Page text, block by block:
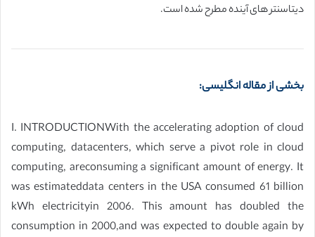
دیتاسنتر های آینده مطرح شده است.
بخشی از مقاله انگلیسی:
I. INTRODUCTIONWith the accelerating adoption of cloud
computing, datacenters, which serve a pivot role in cloud
computing, areconsuming a significant amount of energy. It
was estimateddata centers in the USA consumed 61 billion
kWh electricityin 2006. This amount has doubled the
consumption in 2000,and was expected to double again by